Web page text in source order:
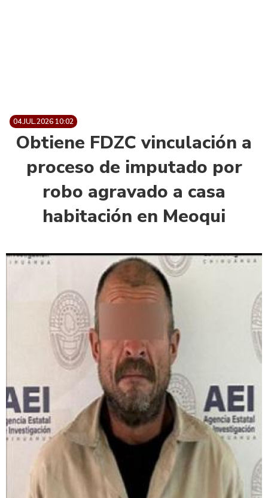
04.JUL.2026 10:02
Obtiene FDZC vinculación a
proceso de imputado por
robo agravado a casa
habitación en Meoqui